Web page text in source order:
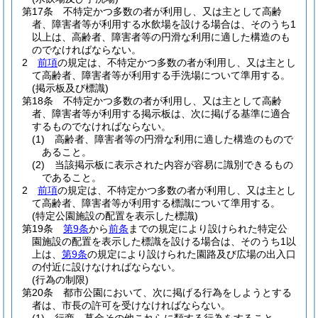
第17条
不特定かつ多数の者が利用し、又は主として高齢
者、障害者等が利用する水飲場を設ける場合は、そのうち1
以上は、高齢者、障害者等の円滑な利用に適した構造のも
のでなければならない。
2
前項の規定は、不特定かつ多数の者が利用し、又は主とし
て高齢者、障害者等が利用する手洗場について準用する。
(掲示板及び標識)
第18条
不特定かつ多数の者が利用し、又は主として高齢
者、障害者等が利用する掲示板は、次に掲げる基準に適合
するものでなければならない。
(1)
高齢者、障害者等の円滑な利用に適した構造のもので
あること。
(2)
当該掲示板に表示された内容が容易に識別できるもの
であること。
2
前項の規定は、不特定かつ多数の者が利用し、又は主とし
て高齢者、障害者等が利用する標識について準用する。
(特定公園施設の配置を表示した標識)
第19条
第9条から前条 までの規定により設けられた特定公
園施設の配置を表示した標識を設ける場合は、そのうち1以
上は、 第9条の規定により設けられた園路及び広場の出入口
の付近に設けなければならない。
(行為の制限)
第20条
都市公園において、次に掲げる行為をしようとする
者は、市長の許可を受けなければならない。